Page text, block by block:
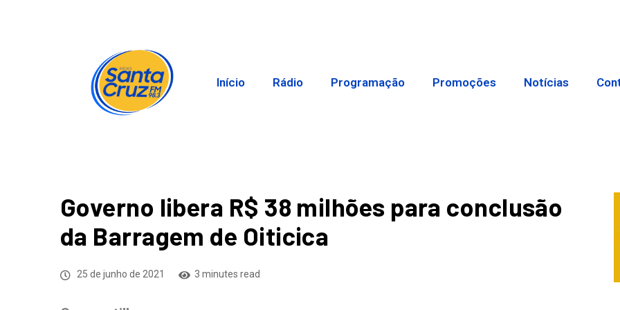
Início Rádio Programação Promoções Notícias
Governo libera R$ 38 milhões para conclusão
da Barragem de Oiticica
25 de junho de 2021 3 minutes read